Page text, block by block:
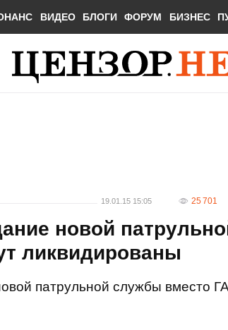
ВИДЕО БЛОГИ ФОРУМ БИЗНЕС
19.01.15 15:05 25 701
новой
ликвидированы
патрульной службы вместо